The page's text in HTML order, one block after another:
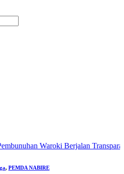
Waroki Berjalan Transparan
, PEMDA NABIRE